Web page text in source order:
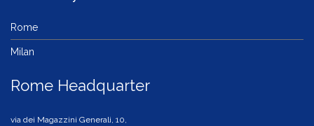
Rome
Milan
Rome Headquarter
via dei Magazzini Generali, 10,